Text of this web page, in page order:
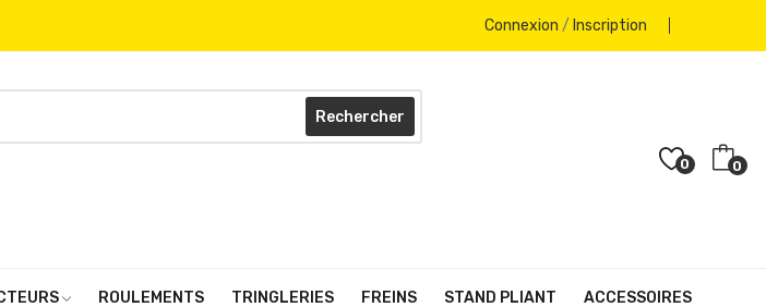
Connexion / Inscription
Rechercher
0 0
ROULEMENTS TRINGLERIES FREINS STAND PLIANT ACCESSOIRES